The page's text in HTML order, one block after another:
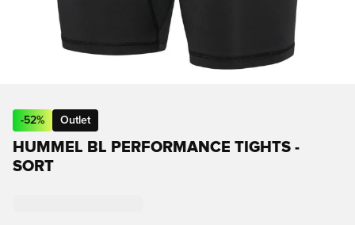
-52% Outlet
HUMMEL BL PERFORMANCE TIGHTS -
SORT